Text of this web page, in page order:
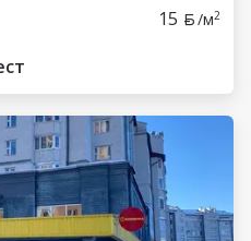
15 /м2